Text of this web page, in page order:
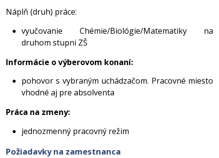
Náplň (druh) práce:
vyučovanie Chémie/Biológie/Matematiky na
druhom stupni ZŠ
Informácie o výberovom konaní:
pohovor s vybraným uchádzačom. Pracovné miesto
vhodné aj pre absolventa
Práca na zmeny:
jednozmenný pracovný režim
Požiadavky na zamestnanca